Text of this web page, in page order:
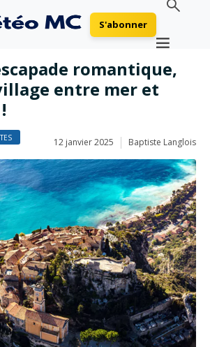
S'abonner
romantique,
entre mer et
12 janvier 2025 Baptiste Langlois